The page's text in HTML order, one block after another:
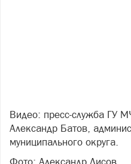
Видео: пресс-служба ГУ
Александр Батов,
муниципального округа.
Фото: Александр Лисов